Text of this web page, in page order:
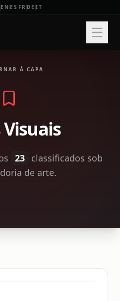
EN ES FR DE IT
À CAPA
23 classificados sob
de arte.